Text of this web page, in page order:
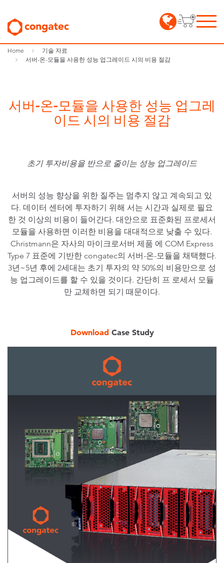
Home
기술 자료
서버-온-모듈을 사용한 성능 업그레이드 시의 비용 절감
서버-온-모듈을 사용한 성능 업그레
이드 시의 비용 절감
초기 투자비용을 반으로 줄이는 성능 업그레이드
서버의 성능 향상을 위한 질주는 멈추지 않고 계속되고 있
다. 데이터 센터에 투자하기 위해 서는 시간과 실제로 필요
한 것 이상의 비용이 들어간다. 대안으로 표준화된 프로세서
모듈을 사용하면 이러한 비용을 대대적으로 낮출 수 있다.
Christmann은 자사의 마이크로서버 제품 에 COM Express
Type 7 표준에 기반한 congatec의 서버-온-모듈을 채택했다.
3년~5년 후에 2세대는 초기 투자의 약 50%의 비용만으로 성
능 업그레이드를 할 수 있을 것이다. 간단히 프 로세서 모듈
만 교체하면 되기 때문이다.
Download Case Study